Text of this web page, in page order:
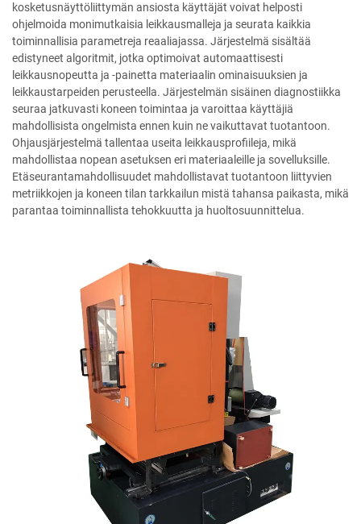
kosketusnäyttöliittymän ansiosta käyttäjät voivat helposti
ohjelmoida monimutkaisia leikkausmalleja ja seurata kaikkia
toiminnallisia parametreja reaaliajassa. Järjestelmä sisältää
edistyneet algoritmit, jotka optimoivat automaattisesti
leikkausnopeutta ja -painetta materiaalin ominaisuuksien ja
leikkaustarpeiden perusteella. Järjestelmän sisäinen diagnostiikka
seuraa jatkuvasti koneen toimintaa ja varoittaa käyttäjiä
mahdollisista ongelmista ennen kuin ne vaikuttavat tuotantoon.
Ohjausjärjestelmä tallentaa useita leikkausprofiileja, mikä
mahdollistaa nopean asetuksen eri materiaaleille ja sovelluksille.
Etäseurantamahdollisuudet mahdollistavat tuotantoon liittyvien
metriikkojen ja koneen tilan tarkkailun mistä tahansa paikasta, mikä
parantaa toiminnallista tehokkuutta ja huoltosuunnittelua.